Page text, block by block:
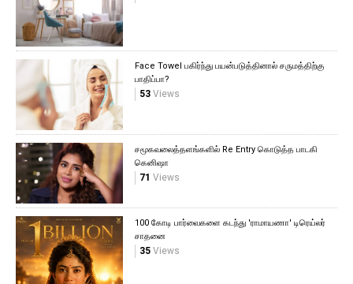
Face Towel பகிர்ந்து பயன்படுத்தினால் சருமத்திற்கு
பாதிப்பா?
53Views
சமூகவலைத்தளங்களில் Re Entry கொடுத்த பாடகி
கெனிஷா
71 Views
100 கோடி பார்வைகளை கடந்து 'ராமாயணா' டிரெய்லர்
சாதனை
35Views